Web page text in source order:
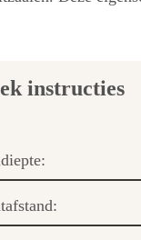
instructies